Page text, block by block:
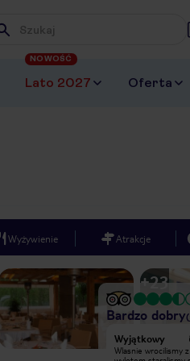
Wpisz frazę, której szukasz
Lato 2027
NOWOŚĆ
Oferta
Wyżywienie Atrakcje
+23
Bardzo dobry(
z pewnoscia mozna
Wyjątkowy
Wlasnie wrocilismy